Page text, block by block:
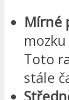
Mírné
Toto
stále